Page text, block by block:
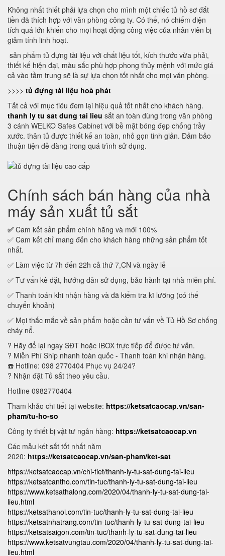
Không nhất thiết phải lựa chọn cho mình một chiếc tủ hồ sơ đắt
tiền đã thích hợp với văn phòng công ty. Có thể, nó chiếm diện
tích quá lớn khiến cho mọi hoạt động công việc của nhân viên bị
giảm tính linh hoạt.
sản phẩm tủ đựng tài liệu với chất liệu tốt, kích thước vừa phải,
thiết kế hiện đại, màu sắc phù hợp phong thủy mệnh với mức giá
cả vào tầm trung sẽ là sự lựa chọn tốt nhất cho mọi văn phòng.
>>>> tủ đựng tài liệu hoà phát
Tất cả với mục tiêu đem lại hiệu quả tốt nhất cho khách hàng.
thanh ly tu sat dung tai lieu sắt an toàn dùng trong văn phòng
3 cánh WELKO Safes Cabinet với bề mặt bóng đẹp chống trầy
xước. thân tủ được thiết kế an toàn, nhỏ gọn tinh giản. Đảm bảo
thuận tiện dễ dàng trong quá trình sử dụng.
Chính sách bán hàng của nhà
máy sản xuất tủ sắt
✅ Cam kết sản phẩm chính hãng và mới 100%
✅ Cam kết chỉ mang đến cho khách hàng những sản phẩm tốt
nhất.
✅ Làm việc từ 7h đến 22h cả thứ 7,CN và ngày lễ
✅ Tư vấn kê đặt, hướng dẫn sử dụng, bảo hành tại nhà miễn phí.
✅ Thanh toán khi nhận hàng và đã kiểm tra kĩ lưỡng (có thể
chuyển khoản)
✅ Mọi thắc mắc về sản phẩm hoặc cần tư vấn về Tủ Hồ Sơ chống
cháy nổ.
? Hãy để lại ngay SĐT hoặc IBOX trực tiếp để được tư vấn.
? Miễn Phí Ship nhanh toàn quốc - Thanh toán khi nhận hàng.
☎️ Hotline: 098 2770404 Phục vụ 24/24?
? Nhận đặt Tủ sắt theo yêu cầu.
Hotline 0982770404
Tham khảo chi tiết tại website: https://ketsatcaocap.vn/san-
pham/tu-ho-so
Công ty thiết bị vật tư ngân hàng: https://ketsatcaocap.vn
Các mẫu két sắt tốt nhất năm
2020: https://ketsatcaocap.vn/san-pham/ket-sat
https://ketsatcaocap.vn/chi-tiet/thanh-ly-tu-sat-dung-tai-lieu
https://ketsatcantho.com/tin-tuc/thanh-ly-tu-sat-dung-tai-lieu
https://www.ketsathalong.com/2020/04/thanh-ly-tu-sat-dung-tai-
lieu.html
https://ketsathanoi.com/tin-tuc/thanh-ly-tu-sat-dung-tai-lieu
https://ketsatnhatrang.com/tin-tuc/thanh-ly-tu-sat-dung-tai-lieu
https://ketsatsaigon.com/tin-tuc/thanh-ly-tu-sat-dung-tai-lieu
https://www.ketsatvungtau.com/2020/04/thanh-ly-tu-sat-dung-tai-
lieu.html